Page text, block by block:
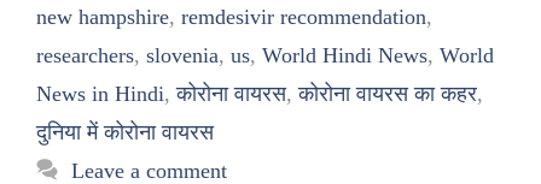
new hampshire, remdesivir recommendation,
researchers, slovenia, us, World Hindi News, World
News in Hindi,कोरोना वायरस,कोरोना वायरस का कहर,
दुनिया में कोरोना वायरस
Leave a comment